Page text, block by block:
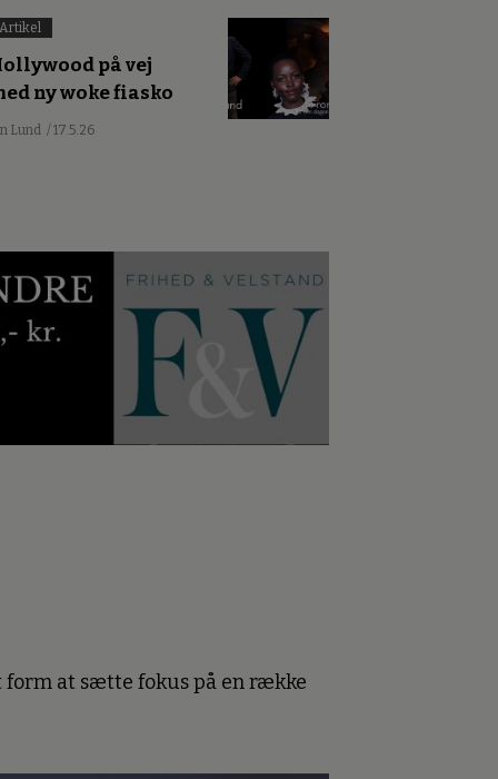
Artikel
på vej
ny woke fiasko
Lund / 17.5.26
form at sætte fokus på en række